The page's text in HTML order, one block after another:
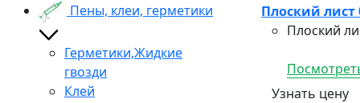
Пены, клеи, герметики
Герметики,Жидкие
гвозди
Клей
Плоский лист
Плоский
Узнать цену